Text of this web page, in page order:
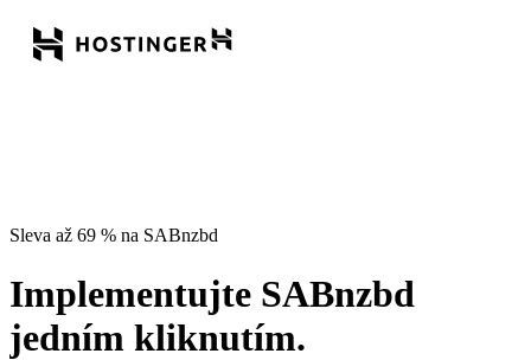
Sleva až 69 % na SABnzbd
Implementujte SABnzbd
jedním kliknutím.